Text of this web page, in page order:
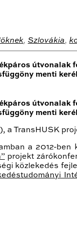
, Szlovákia,
útvonalak
menti
útvonalak
menti
a TransHUSK
a 2012-ben
projekt
közlekedés